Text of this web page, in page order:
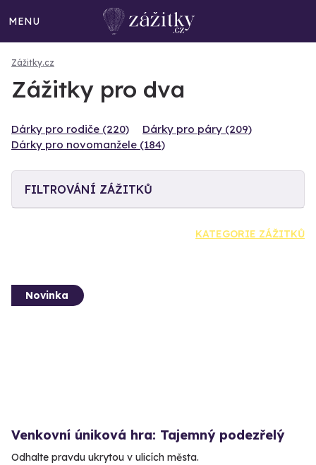
MENU
Zážitky.cz
Zážitky pro dva
Dárky pro rodiče (220)
Dárky pro páry (209)
Dárky pro novomanžele (184)
FILTROVÁNÍ ZÁŽITKŮ
KATEGORIE ZÁŽITKŮ
Novinka
Venkovní úniková hra: Tajemný podezřelý
Odhalte pravdu ukrytou v ulicích města.